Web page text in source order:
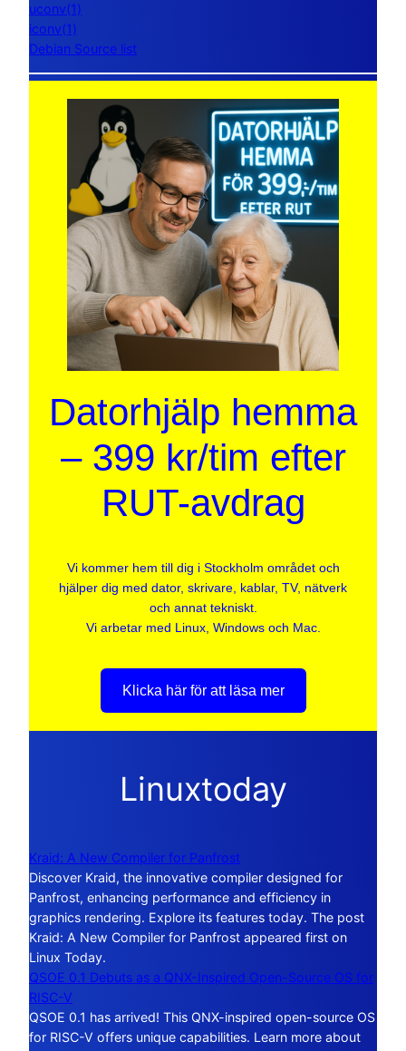
uconv(1)
iconv(1)
Debian Source list
Datorhjälp hemma
– 399 kr/tim efter
RUT-avdrag
Vi kommer hem till dig i Stockholm området och
hjälper dig med dator, skrivare, kablar, TV, nätverk
och annat tekniskt.
Vi arbetar med Linux, Windows och Mac.
Klicka här för att läsa mer
Linuxtoday
Kraid: A New Compiler for Panfrost
Discover Kraid, the innovative compiler designed for
Panfrost, enhancing performance and efficiency in
graphics rendering. Explore its features today. The post
Kraid: A New Compiler for Panfrost appeared first on
Linux Today.
QSOE 0.1 Debuts as a QNX-Inspired Open-Source OS for
RISC-V
QSOE 0.1 has arrived! This QNX-inspired open-source OS
for RISC-V offers unique capabilities. Learn more about